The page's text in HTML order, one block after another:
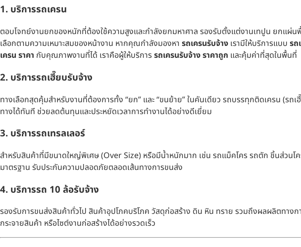
1. บริการรถเครน
ตอบโจทย์งานยกของหนักที่ต้องใช้ความสูงและกำลังยกมหาศาล รองรับตั้งแต่งานเทปูน ยกแผ่น
เลือกตามความเหมาะสมของหน้างาน หากคุณกำลังมองหา รถเครนรับจ้าง เรามีให้บริการแบบ รถ
เครน ราคา กับคุณภาพงานที่ได้ เราคือผู้ให้บริการรถเครนรับจ้าง ราคาถูก และคุ้มค่าที่สุดในพื้นที่
2. บริการรถเฮี๊ยบรับจ้าง
ทางเลือกสุดคุ้มสำหรับงานที่ต้องการทั้ง “ยก” และ “ขนย้าย” ในคันเดียว รถบรรทุกติดเครน (ร
ทางได้ทันที ช่วยลดต้นทุนและประหยัดเวลาการทำงานได้อย่างดีเยี่ยม
3. บริการรถเทรลเลอร์
สำหรับสินค้าที่มีขนาดใหญ่พิเศษ (Over Size) หรือมีน้ำหนักมาก เช่น รถแม็คโคร รถตัก ชิ้นส่วน
มาตรฐาน รับประกันความปลอดภัยตลอดเส้นทางการขนส่ง
4. บริการรถ 10 ล้อรับจ้าง
รองรับการขนส่งสินค้าทั่วไป สินค้าอุปโภคบริโภค วัสดุก่อสร้าง ดิน หิน ทราย รวมถึงผลผลิตทาง
กระจายสินค้า หรือไซต์งานก่อสร้างได้อย่างรวดเร็ว